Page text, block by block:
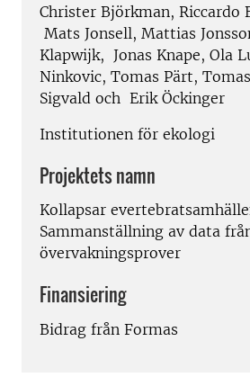
Christer Björkman, Riccardo
Mats Jonsell, Mattias
Klapwijk, Jonas Knape, Ola
Ninkovic, Tomas Pärt,
Sigvald och Erik Öckinger
Institutionen för ekologi
Projektets namn
Kollapsar
Sammanställning av data
övervakningsprover
Finansiering
Bidrag från Formas